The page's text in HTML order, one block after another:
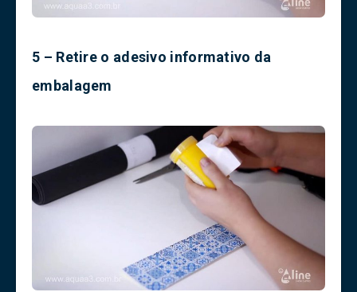
5 – Retire o adesivo informativo da
embalagem